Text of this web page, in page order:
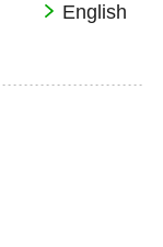
English